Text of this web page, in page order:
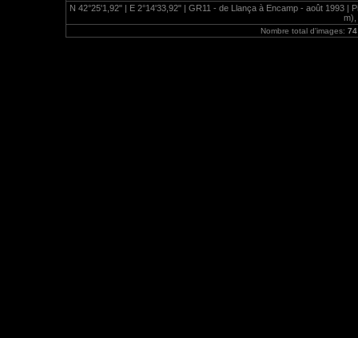
N 42°25'1,92" | E 2°14'33,92" | GR11 - de Llança à Encamp - août 1993
Nombre total d'images: 74